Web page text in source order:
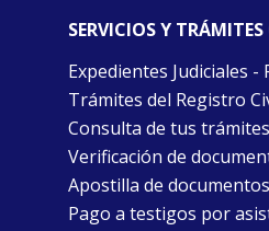
SERVICIOS Y
Expedientes Judiciales -
Trámites del Registro
Consulta de tus trámites
Verificación de
Apostilla de documentos
Pago a testigos por